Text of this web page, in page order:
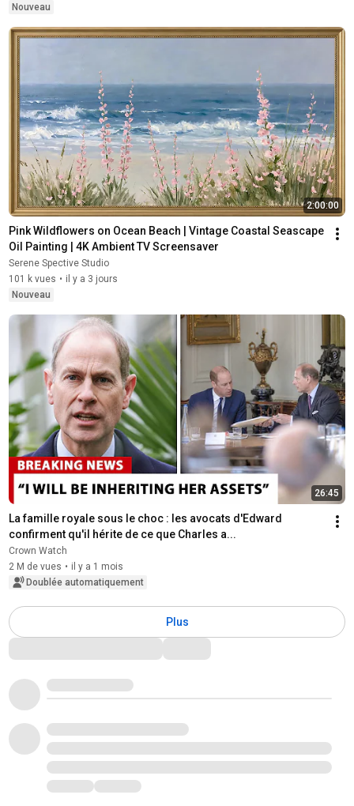
Nouveau
2:00:00
Pink Wildflowers on Ocean Beach | Vintage Coastal Seascape
Oil Painting | 4K Ambient TV Screensaver
Serene Spective Studio
101 k vues • il y a 3 jours
Nouveau
26:45
La famille royale sous le choc : les avocats d'Edward
confirment qu'il hérite de ce que Charles a...
Crown Watch
2 M de vues • il y a 1 mois
Doublée automatiquement
Plus